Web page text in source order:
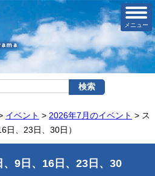
メニュー
イベント > 2026年7月のイベント > ス
日、23日、30日）
9日、16日、23日、30